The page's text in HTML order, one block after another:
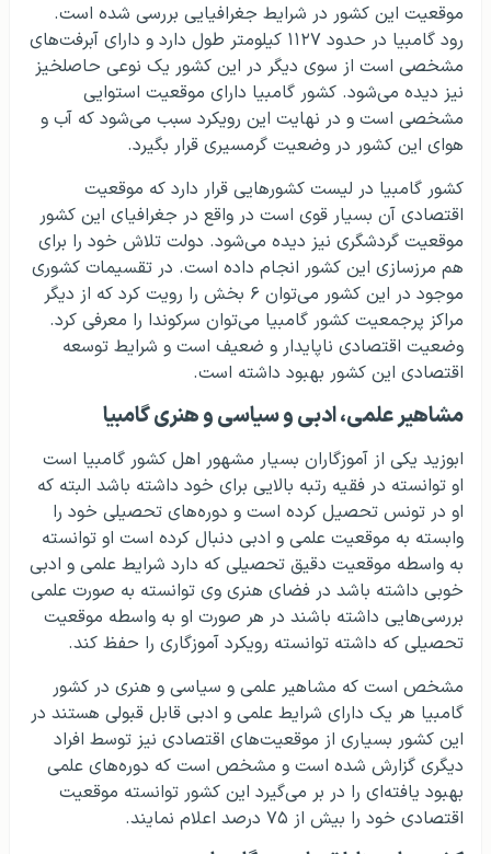
موقعیت این کشور در شرایط جغرافیایی بررسی شده است.
رود گامبیا در حدود ۱۱۲۷ کیلومتر طول دارد و دارای آبرفت‌های
مشخصی است از سوی دیگر در این کشور یک نوعی حاصلخیز
نیز دیده می‌شود. کشور گامبیا دارای موقعیت استوایی
مشخصی است و در نهایت این رویکرد سبب می‌شود که آب و
هوای این کشور در وضعیت گرمسیری قرار بگیرد.
کشور گامبیا در لیست کشورهایی قرار دارد که موقعیت
اقتصادی آن بسیار قوی است در واقع در جغرافیای این کشور
موقعیت گردشگری نیز دیده می‌شود. دولت تلاش خود را برای
هم مرزسازی این کشور انجام داده است. در تقسیمات کشوری
موجود در این کشور می‌توان ۶ بخش را رویت کرد که از دیگر
مراکز پرجمعیت کشور گامبیا می‌توان سرکوندا را معرفی کرد.
وضعیت اقتصادی ناپایدار و ضعیف است و شرایط توسعه
اقتصادی این کشور بهبود داشته است.
مشاهیر علمی، ادبی و سیاسی و هنری گامبیا
ابوزید یکی از آموزگاران بسیار مشهور اهل کشور گامبیا است
او توانسته در فقیه رتبه بالایی برای خود داشته باشد البته که
او در تونس تحصیل کرده است و دوره‌های تحصیلی خود را
وابسته به موقعیت علمی و ادبی دنبال کرده است او توانسته
به واسطه موقعیت دقیق تحصیلی که دارد شرایط علمی و ادبی
خوبی داشته باشد در فضای هنری وی توانسته به صورت علمی
بررسی‌هایی داشته باشند در هر صورت او به واسطه موقعیت
تحصیلی که داشته توانسته رویکرد آموزگاری را حفظ کند.
مشخص است که مشاهیر علمی و سیاسی و هنری در کشور
گامبیا هر یک دارای شرایط علمی و ادبی قابل قبولی هستند در
این کشور بسیاری از موقعیت‌های اقتصادی نیز توسط افراد
دیگری گزارش شده است و مشخص است که دوره‌های علمی
بهبود یافته‌ای را در بر می‌گیرد این کشور توانسته موقعیت
اقتصادی خود را بیش از ۷۵ درصد اعلام نمایند.